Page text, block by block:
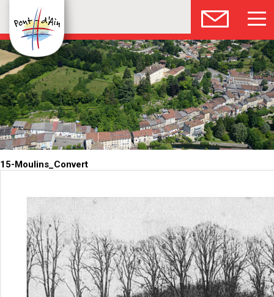
15-Moulins_Convert